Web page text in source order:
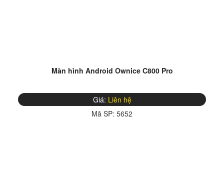
Màn hình Android Ownice C800 Pro
Giá: Liên hệ
Mã SP: 5652